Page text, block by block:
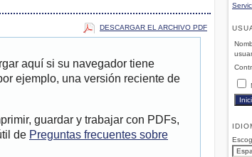
DESCARGAR EL ARCHIVO PDF
aquí si su navegador tiene
ejemplo, una versión reciente de
guardar y trabajar con PDFs,
de Preguntas frecuentes sobre